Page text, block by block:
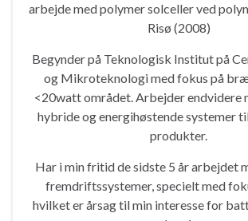
arbejde med polymer solceller ved
Risø (2008)
Begynder på Teknologisk Institut på
og Mikroteknologi med fokus på
<20watt området. Arbejder endvidere
hybride og energihøstende systemer
produkter.
Har i min fritid de sidste 5 år arbejdet
fremdriftssystemer, specielt med
hvilket er årsag til min interesse for